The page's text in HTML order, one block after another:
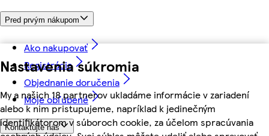
Nastavenia súkromia
My a našich 18 partnerov ukladáme informácie v zariadení
alebo k nim pristupujeme, napríklad k jedinečným
identifikátorom v súboroch cookie, za účelom spracúvania
Pred prvým nákupom
Ako nakupovať
Registrácia
Objednanie doručenia
Moje obľúbené
Kontaktujte nás